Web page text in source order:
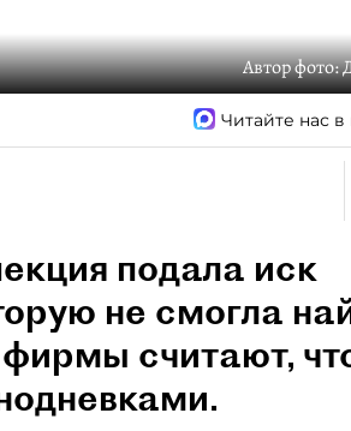
Автор фото:
Читайте нас
подала иск
не смогла
считают,